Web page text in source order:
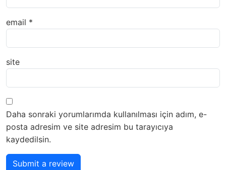
email *
site
Daha sonraki yorumlarımda kullanılması için adım, e-
posta adresim ve site adresim bu tarayıcıya
kaydedilsin.
Submit a review